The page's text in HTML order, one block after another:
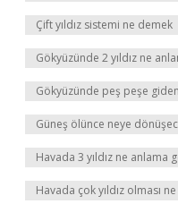
Çift yıldız sistemi ne demek
Gökyüzünde 2 yıldız ne
Gökyüzünde peş peşe
Güneş ölünce neye
Havada 3 yıldız ne anlama
Havada çok yıldız olması